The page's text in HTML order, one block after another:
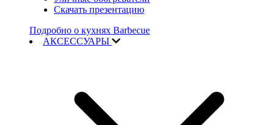
Скачать презентацию
Подробно о кухнях Barbecue
АКСЕССУАРЫ